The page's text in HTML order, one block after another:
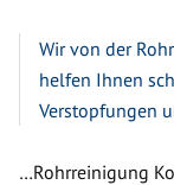
Wir von der
helfen Ihnen
Verstopfungen
…Rohrreinigung